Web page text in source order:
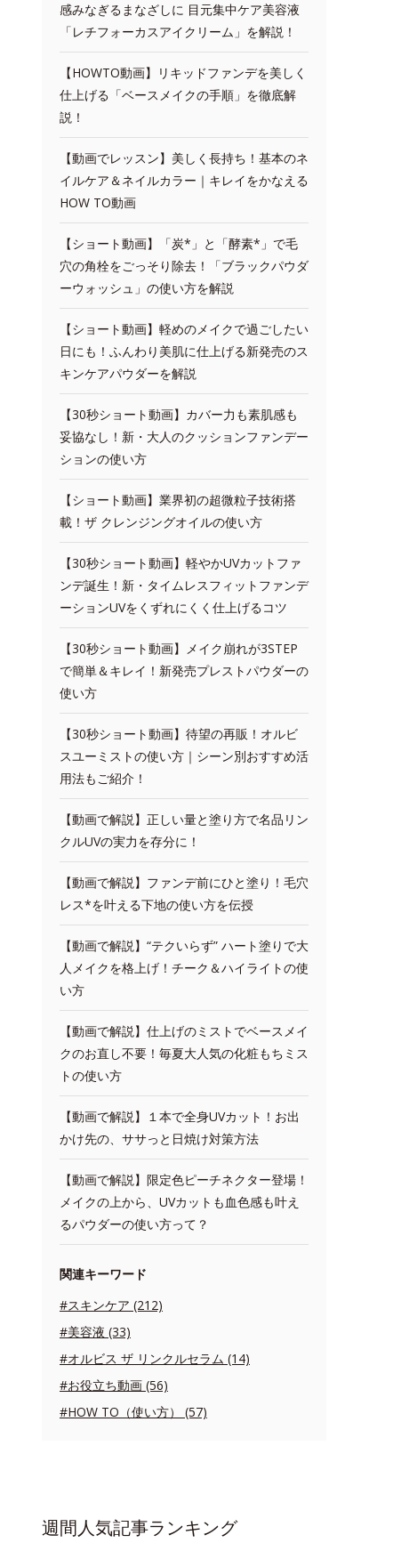
感みなぎるまなざしに 目元集中ケア美容液
「レチフォーカスアイクリーム」を解説！
【HOWTO動画】リキッドファンデを美しく
仕上げる「ベースメイクの手順」を徹底解
説！
【動画でレッスン】美しく長持ち！基本のネ
イルケア＆ネイルカラー｜キレイをかなえる
HOW TO動画
【ショート動画】「炭*」と「酵素*」で毛
穴の角栓をごっそり除去！「ブラックパウダ
ーウォッシュ」の使い方を解説
【ショート動画】軽めのメイクで過ごしたい
日にも！ふんわり美肌に仕上げる新発売のス
キンケアパウダーを解説
【30秒ショート動画】カバー力も素肌感も
妥協なし！新・大人のクッションファンデー
ションの使い方
【ショート動画】業界初の超微粒子技術搭
載！ザ クレンジングオイルの使い方
【30秒ショート動画】軽やかUVカットファ
ンデ誕生！新・タイムレスフィットファンデ
ーションUVをくずれにくく仕上げるコツ
【30秒ショート動画】メイク崩れが3STEP
で簡単＆キレイ！新発売プレストパウダーの
使い方
【30秒ショート動画】待望の再販！オルビ
スユーミストの使い方｜シーン別おすすめ活
用法もご紹介！
【動画で解説】正しい量と塗り方で名品リン
クルUVの実力を存分に！
【動画で解説】ファンデ前にひと塗り！毛穴
レス*を叶える下地の使い方を伝授
【動画で解説】“テクいらず” ハート塗りで大
人メイクを格上げ！チーク＆ハイライトの使
い方
【動画で解説】仕上げのミストでベースメイ
クのお直し不要！毎夏大人気の化粧もちミス
トの使い方
【動画で解説】１本で全身UVカット！お出
かけ先の、ササっと日焼け対策方法
【動画で解説】限定色ピーチネクター登場！
メイクの上から、UVカットも血色感も叶え
るパウダーの使い方って？
関連キーワード
#スキンケア (212)
#美容液 (33)
#オルビス ザ リンクルセラム (14)
#お役立ち動画 (56)
#HOW TO（使い方） (57)
週間人気記事ランキング